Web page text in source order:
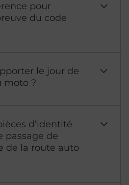
pour
du code
le jour de
moto ?
d’identité
passage de
de la route auto